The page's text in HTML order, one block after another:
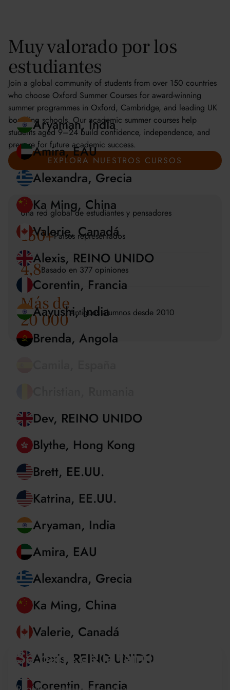
Muy valorado por los
estudiantes
Join a global community of students from over 150 countries
who choose Oxford Summer Courses for award-winning
summer programmes in Oxford, Cambridge, and leading UK
boarding schools. Our academic summer courses help
students aged 9–24 build confidence, independence, and
prepare for future academic success.
EXPLORA NUESTROS CURSOS
Una red global de estudiantes y pensadores
150+Países representados
4,8Basado en 377 opiniones
Más de
20 000Antiguos alumnos desde 2010
Aryaman, India
Amira, EAU
Alexandra, Grecia
Ka Ming, China
Valerie, Canadá
Alexis, REINO UNIDO
Corentin, Francia
Aayushi, India
Christian, Rumania
Dev, REINO UNIDO
Blythe, Hong Kong
Brett, EE.UU.
Katrina, EE.UU.
Aryaman, India
Amira, EAU
Alexandra, Grecia
Ka Ming, China
Valerie, Canadá
Sé parte de la familia de
cursos de verano de Oxford